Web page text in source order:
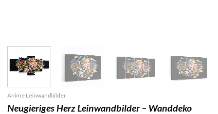
Anime Leinwandbilder
Neugieriges Herz Leinwandbilder – Wanddeko